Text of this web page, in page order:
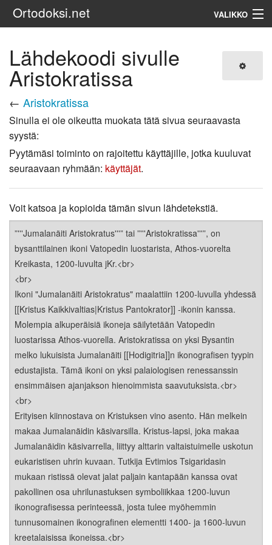
Ortodoksi.net VALIKKO
Haku
Lähdekoodi sivulle
Aristokratissa
← Aristokratissa
Sinulla ei ole oikeutta muokata tätä sivua seuraavasta
syystä:
Pyytämäsi toiminto on rajoitettu käyttäjille, jotka kuuluvat
seuraavaan ryhmään: käyttäjät.
Voit katsoa ja kopioida tämän sivun lähdetekstiä.